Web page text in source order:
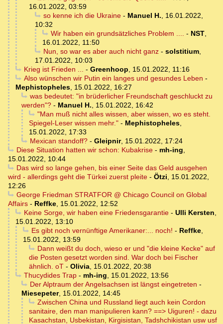
16.01.2022, 03:59
so kenne ich die Ukraine- Manuel H., 16.01.2022,
10:32
Wir haben ein grundsätzliches Problem .... - NST,
16.01.2022, 11:50
Nun, so war es aber auch nicht ganz- solstitium,
17.01.2022, 10:03
Krieg ist Frieden ... - Greenhoop, 15.01.2022, 11:16
Also wünschen wir Putin ein langes und gesundes Leben -
Mephistopheles, 15.01.2022, 16:27
was bedeutet: "in brüderlicher Freundschaft geschluckt zu
werden"? - Manuel H., 15.01.2022, 16:42
"Man muß nicht alles wissen, aber wissen, wo es steht.
Spiegel-Leser wissen mehr." - Mephistopheles,
15.01.2022, 17:33
Mexican standoff?- Gleipnir, 15.01.2022, 17:24
Diese Situation hatten wir schon: Kubakrise- mh-ing,
15.01.2022, 10:44
Das wird so lange gehen, bis einer Seite das Geld ausgehen
wird - allerdings geht die Türkei zuerst pleite - Ötzi, 15.01.2022,
12:26
George Friedman STRATFOR @ Chicago Council on Global
Affairs - Reffke, 15.01.2022, 12:52
Keine Sorge, wir haben eine Friedensgarantie- Ulli Kersten,
15.01.2022, 13:10
Es gibt noch vernünftige Amerikaner:... noch! - Reffke,
15.01.2022, 13:59
Dann weißt du doch, wieso er und "die kleine Kecke" auf
die Posten gesetzt worden sind. War doch bei Fischer
ähnlich. oT - Olivia, 15.01.2022, 20:38
Thucydides Trap- mh-ing, 15.01.2022, 13:56
Der Alptraum der Angelsachsen ist längst eingetreten -
Miesepeter, 15.01.2022, 14:45
Zwischen China und Russland liegt auch kein Cordon
sanitaire, den man manipulieren kann? ==> Uiguren! - dazu
Kasachstan, Usbekistan, Kirgisistan, Tadshchikistan usw usf